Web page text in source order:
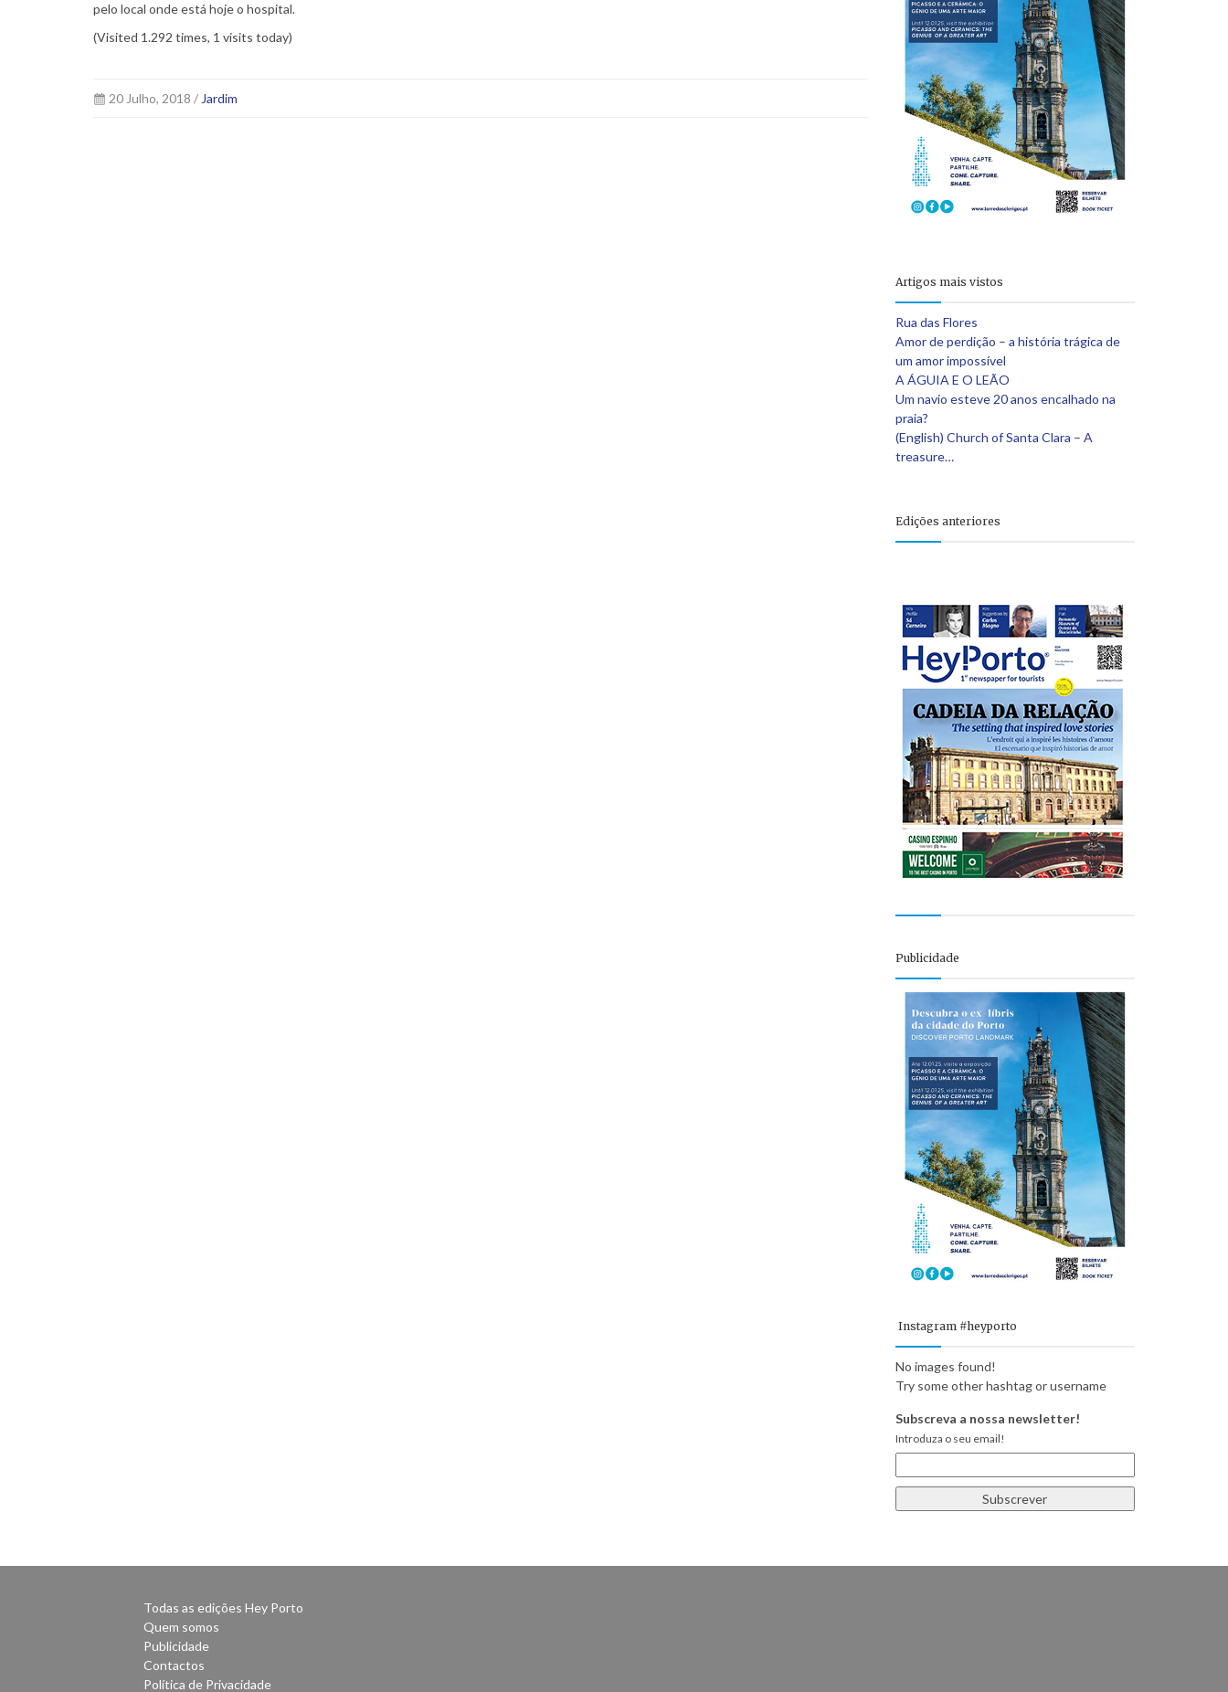
pelo local onde está hoje o hospital.
(Visited 1.292 times, 1 visits today)
20 Julho, 2018 / Jardim
Artigos mais vistos
Rua das Flores
Amor de perdição – a história trágica de
um amor impossível
A ÁGUIA E O LEÃO
Um navio esteve 20 anos encalhado na
praia?
(English) Church of Santa Clara – A
treasure…
Edições anteriores
Publicidade
Instagram #heyporto
No images found!
Try some other hashtag or username
Subscreva a nossa newsletter!
Introduza o seu email!
Todas as edições Hey Porto
Quem somos
Publicidade
Contactos
Política de Privacidade